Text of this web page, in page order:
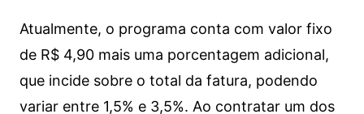
Atualmente, o programa conta com valor fixo
de R$ 4,90 mais uma porcentagem adicional,
que incide sobre o total da fatura, podendo
variar entre 1,5% e 3,5%. Ao contratar um dos